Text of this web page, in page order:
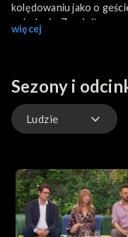
kolędowaniu jako o
pokolenia. Zwrócił
słów nie odbiera
więcej
Sezony i
Ludzie
Gwiazdy
Scena Pnś